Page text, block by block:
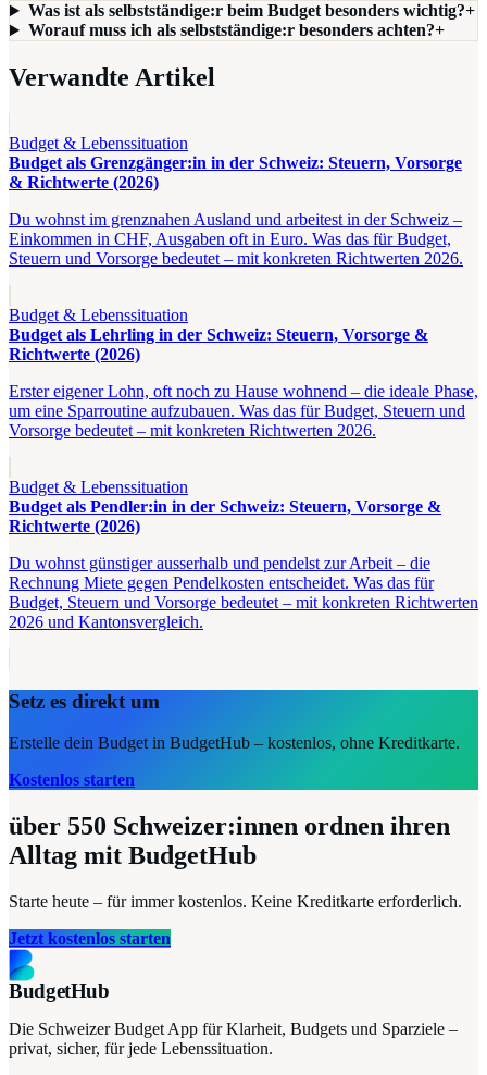
Was ist als selbstständige:r beim Budget besonders wichtig?+
Worauf muss ich als selbstständige:r besonders achten?+
Verwandte Artikel
Budget & Lebenssituation
Budget als Grenzgänger:in in der Schweiz: Steuern, Vorsorge
& Richtwerte (2026)
Du wohnst im grenznahen Ausland und arbeitest in der Schweiz –
Einkommen in CHF, Ausgaben oft in Euro. Was das für Budget,
Steuern und Vorsorge bedeutet – mit konkreten Richtwerten 2026.
Budget & Lebenssituation
Budget als Lehrling in der Schweiz: Steuern, Vorsorge &
Richtwerte (2026)
Erster eigener Lohn, oft noch zu Hause wohnend – die ideale Phase,
um eine Sparroutine aufzubauen. Was das für Budget, Steuern und
Vorsorge bedeutet – mit konkreten Richtwerten 2026.
Budget & Lebenssituation
Budget als Pendler:in in der Schweiz: Steuern, Vorsorge &
Richtwerte (2026)
Du wohnst günstiger ausserhalb und pendelst zur Arbeit – die
Rechnung Miete gegen Pendelkosten entscheidet. Was das für
Budget, Steuern und Vorsorge bedeutet – mit konkreten Richtwerten
2026 und Kantonsvergleich.
Setz es direkt um
Erstelle dein Budget in BudgetHub – kostenlos, ohne Kreditkarte.
Kostenlos starten
über 550 Schweizer:innen ordnen ihren
Alltag mit BudgetHub
Starte heute – für immer kostenlos. Keine Kreditkarte erforderlich.
Jetzt kostenlos starten
BudgetHub
Die Schweizer Budget App für Klarheit, Budgets und Sparziele –
privat, sicher, für jede Lebenssituation.